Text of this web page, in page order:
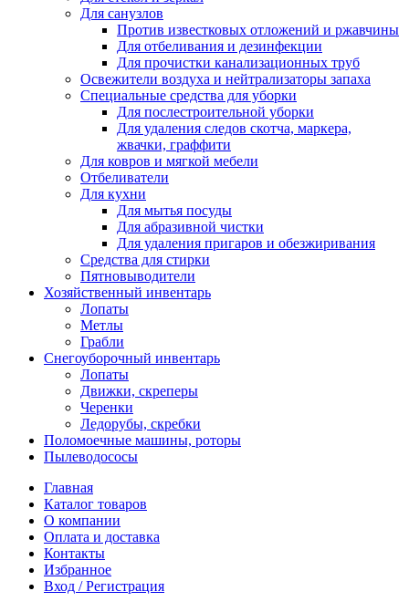
Для санузлов
Против известковых отложений и ржавчины
Для отбеливания и дезинфекции
Для прочистки канализационных труб
Освежители воздуха и нейтрализаторы запаха
Специальные средства для уборки
Для послестроительной уборки
Для удаления следов скотча, маркера,
жвачки, граффити
Для ковров и мягкой мебели
Отбеливатели
Для кухни
Для мытья посуды
Для абразивной чистки
Для удаления пригаров и обезжиривания
Средства для стирки
Пятновыводители
Хозяйственный инвентарь
Лопаты
Метлы
Грабли
Снегоуборочный инвентарь
Лопаты
Движки, скреперы
Черенки
Ледорубы, скребки
Поломоечные машины, роторы
Пылеводососы
Главная
Каталог товаров
О компании
Оплата и доставка
Контакты
Избранное
Вход / Регистрация